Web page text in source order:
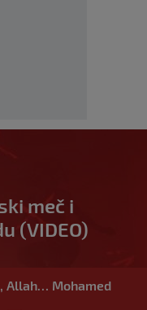
meč i
(VIDEO)
Allah… Mohamed